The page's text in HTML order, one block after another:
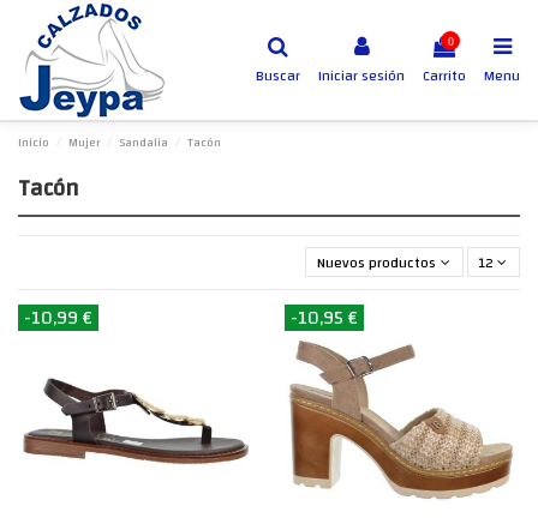
Buscar Iniciar sesión
0
Carrito Menu
Inicio Mujer Sandalia Tacón
Tacón
Nuevos productos primero12
-10,99 € -10,95 €